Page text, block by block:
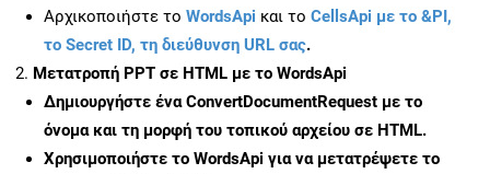
Αρχικοποιήστε το WordsApi και το CellsApi με το &PI,
το Secret ID, τη διεύθυνση URL σας.
Μετατροπή PPT σε HTML με το WordsApi
Δημιουργήστε έναConvertDocumentRequest με το
όνομα και τη μορφή του τοπικού αρχείου σε HTML.
Χρησιμοποιήστε το WordsApi για να μετατρέψετε το